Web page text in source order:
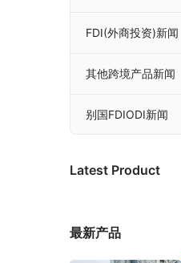
FDI(外商投资)新闻
其他跨境产品新闻
别国FDIODI新闻
Latest Product
最新产品